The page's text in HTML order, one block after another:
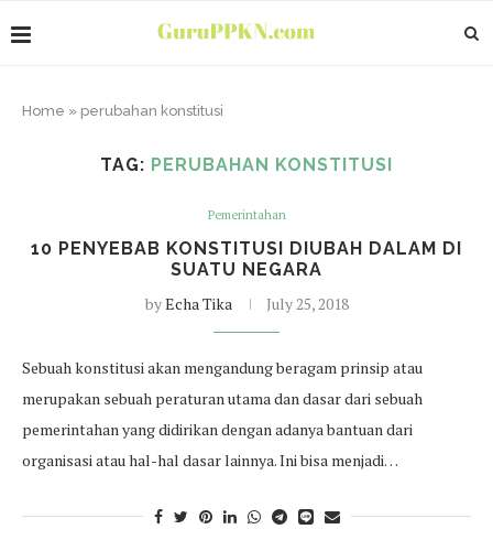
Home » perubahan konstitusi
TAG: PERUBAHAN KONSTITUSI
Pemerintahan
10 PENYEBAB KONSTITUSI DIUBAH DALAM DI
SUATU NEGARA
byEcha Tika July 25, 2018
Sebuah konstitusi akan mengandung beragam prinsip atau
merupakan sebuah peraturan utama dan dasar dari sebuah
pemerintahan yang didirikan dengan adanya bantuan dari
organisasi atau hal-hal dasar lainnya. Ini bisa menjadi…